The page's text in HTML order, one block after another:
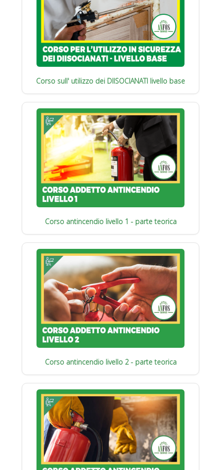
Corso sull' utilizzo dei DIISOCIANATI livello base
Corso antincendio livello 1 - parte teorica
Corso antincendio livello 2 - parte teorica